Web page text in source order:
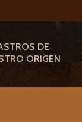
DE
ORIGEN